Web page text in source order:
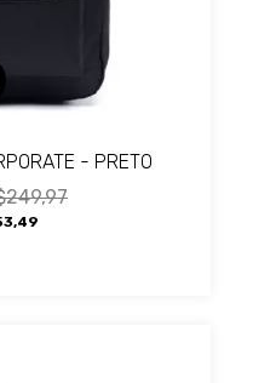
- PRETO